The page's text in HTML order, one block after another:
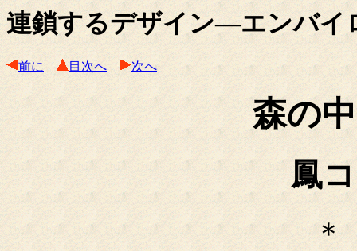
連鎖するデザイン―エンバイ
前に 目次へ 次へ
森の
鳳